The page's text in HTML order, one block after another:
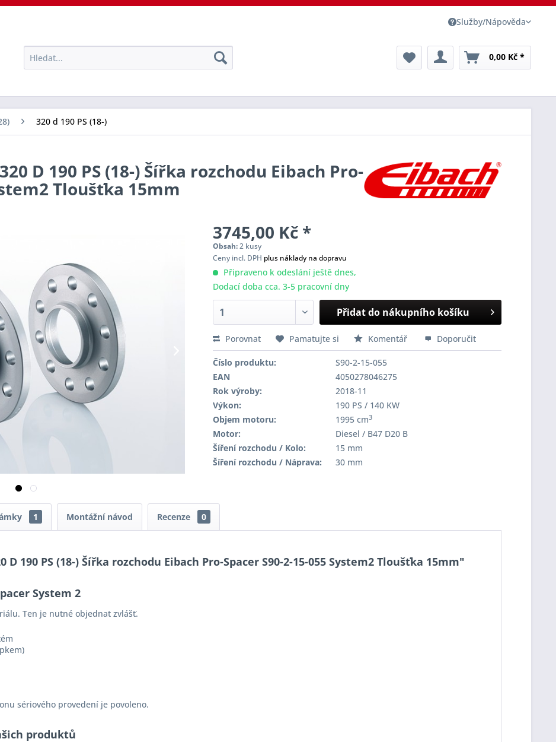
Služby/Nápověda
0,00 Kč *
320 d 190 PS (18-)
D 190 PS (18-) Šířka rozchodu Eibach Pro-
Tloušťka 15mm
3745,00 Kč *
Obsah:2 kusy
Ceny incl. DPH plus náklady na dopravu
Připraveno k odeslání ještě dnes,
Dodací doba cca. 3-5 pracovní dny
Přidat do nákupního košíku
Porovnat Pamatujte si Komentář Doporučit
Číslo produktu:
S90-2-15-055
EAN
4050278046275
Rok výroby:
2018-11
Výkon:
190 PS / 140 KW
Objem motoru:
1995 cm3
Motor:
Diesel / B47 D20 B
Šíření rozchodu / Kolo:
15 mm
Šíření rozchodu / Náprava:
30 mm
1 Montážní návod Recenze 0
D 190 PS (18-) Šířka rozchodu Eibach Pro-Spacer S90-2-15-055 System2 Tloušťka 15mm"
System 2
Ten je nutné objednat zvlášť.
sériového provedení je povoleno.
produktů